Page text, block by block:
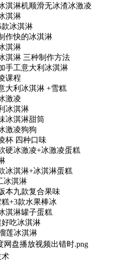
淇淋机顺滑无冰渣冰激凌
淇淋
款冰淇淋
作快的冰淇淋
淇淋
淇淋 三种制作方法
手工意大利冰淇淋
课程
大利冰淇淋 +雪糕
激凌
冰淇淋
冰淇淋甜筒
激凌狗狗
杯 四种口味
硬冰激凌+冰激凌蛋糕
冰淇淋+冰淇淋蛋糕
冰淇淋
本九款复合果味
糕+3款水果棒冰
淇淋罐子蛋糕
好吃冰淇淋
莲冰淇淋
盘播放视频出错时.png
术